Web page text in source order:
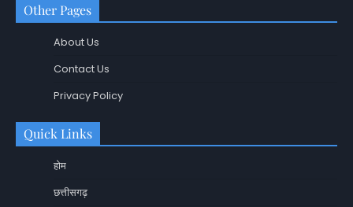
Other Pages
About Us
Contact Us
Privacy Policy
Quick Links
होम
छत्तीसगढ़